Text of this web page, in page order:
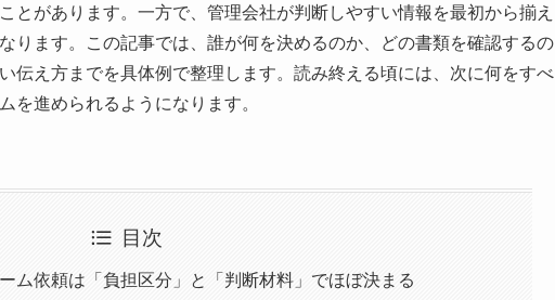
とがあります。一方で、管理会社が判断しやすい情報を最初から揃え
ります。この記事では、誰が何を決めるのか、どの書類を確認するの
伝え方までを具体例で整理します。読み終える頃には、次に何をすべ
を進められるようになります。
目次
ム依頼は「負担区分」と「判断材料」でほぼ決まる